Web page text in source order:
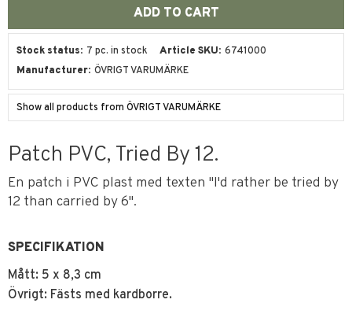
Stock status 7 pc. in stock Article SKU 6741000
Manufacturer ÖVRIGT VARUMÄRKE
Show all products from ÖVRIGT VARUMÄRKE
Patch PVC, Tried By 12.
En patch i PVC plast med texten "I'd rather be tried by
12 than carried by 6".
SPECIFIKATION
Mått: 5 x 8,3 cm
Övrigt: Fästs med kardborre.